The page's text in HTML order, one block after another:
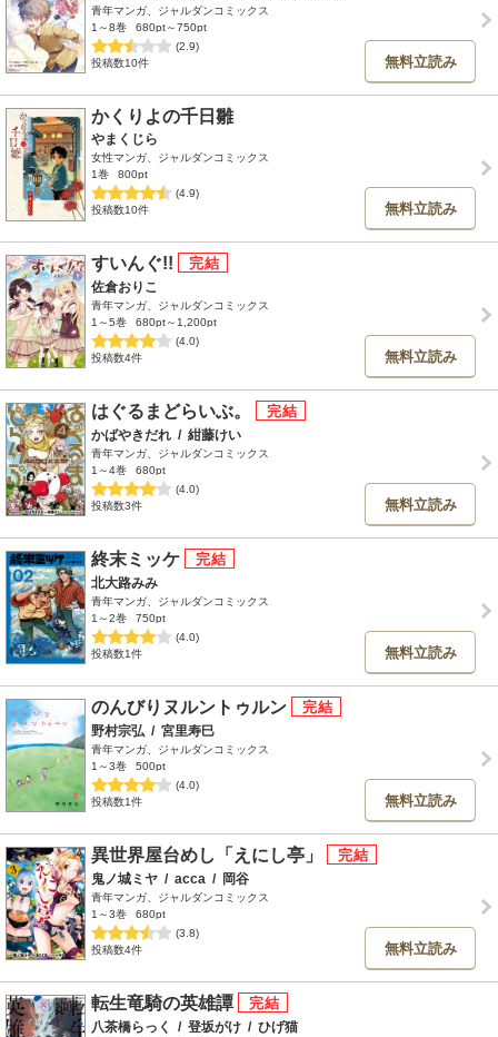
青年マンガ、ジャルダンコミックス
1～8巻
680pt～750pt
(2.9)
投稿数10件
無料立読み
かくりよの千日雛
やまくじら
女性マンガ、ジャルダンコミックス
1巻
800pt
(4.9)
投稿数10件
無料立読み
すいんぐ!!
佐倉おりこ
青年マンガ、ジャルダンコミックス
1～5巻
680pt～1,200pt
(4.0)
投稿数4件
無料立読み
はぐるまどらいぶ。
かばやきだれ / 紺藤けい
青年マンガ、ジャルダンコミックス
1～4巻
680pt
(4.0)
投稿数3件
無料立読み
終末ミッケ
北大路みみ
青年マンガ、ジャルダンコミックス
1～2巻
750pt
(4.0)
投稿数1件
無料立読み
のんびりヌルントゥルン
野村宗弘 / 宮里寿巳
青年マンガ、ジャルダンコミックス
1～3巻
500pt
(4.0)
投稿数1件
無料立読み
異世界屋台めし「えにし亭」
鬼ノ城ミヤ / acca / 岡谷
青年マンガ、ジャルダンコミックス
1～3巻
680pt
(3.8)
投稿数4件
無料立読み
転生竜騎の英雄譚
八茶橋らっく / 登坂がけ / ひげ猫